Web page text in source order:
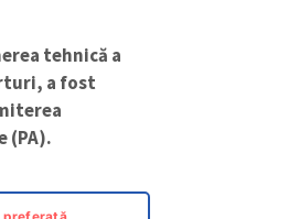
tehnică a
a fost
(PA).